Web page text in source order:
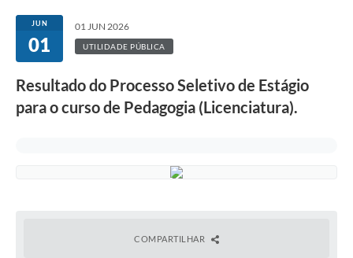
JUN
01
01 JUN 2026
UTILIDADE PÚBLICA
Resultado do Processo Seletivo de Estágio
para o curso de Pedagogia (Licenciatura).
COMPARTILHAR